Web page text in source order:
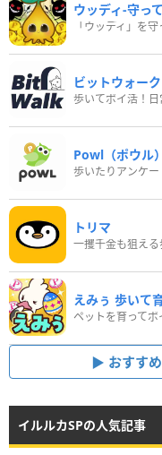
ウッディ‐守っ
「ウッディ」を
ビットウォーク
Powl（ポウル）
トリマ
一攫千金も狙え
えみぅ 歩いて
おすす
イルルカSPの人気記事